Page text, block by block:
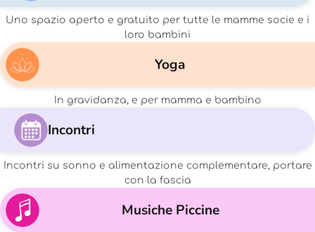
Uno spazio aperto e gratuito per tutte le mamme socie e i
loro bambini
Yoga
In gravidanza, e per mamma e bambino
Incontri
Incontri su sonno e alimentazione complementare, portare
con la fascia
Musiche Piccine